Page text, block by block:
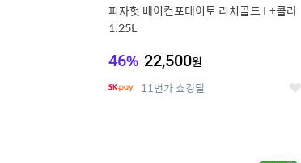
피자헛 베이컨포테이토 리치골드 L+콜라
1.25L
46% 22,500원
11번가 쇼킹딜 좋